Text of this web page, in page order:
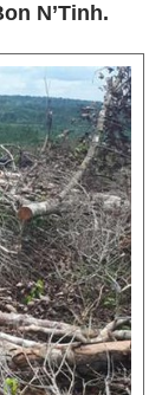
N’Tinh.